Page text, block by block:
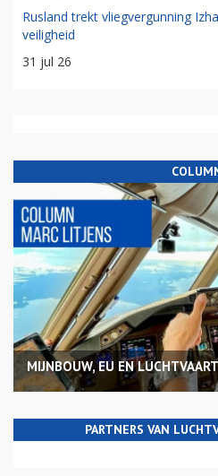
Rusland trekt vliegvergunning
veiligheid
31 jul 26
MIJNBOUW, EU EN LUCHTVAART
PARTNERS VAN